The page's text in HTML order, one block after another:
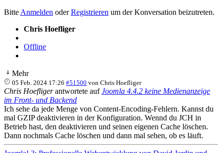
Bitte Anmelden oderRegistrieren um der Konversation beizutreten.
Chris Hoefliger
Offline
Mehr
05 Feb. 2024 17:26 #51500 vonChris Hoefliger
Chris Hoefligerantwortete aufJoomla 4.4.2 keine Medienanzeige
im Front- und Backend
Ich sehe da jede Menge von Content-Encoding-Fehlern. Kannst du
mal GZIP deaktivieren in der Konfiguration. Wennd du JCH in
Betrieb hast, den deaktivieren und seinen eigenen Cache löschen.
Dann nochmals Cache löschen und dann mal sehen, ob es läuft.